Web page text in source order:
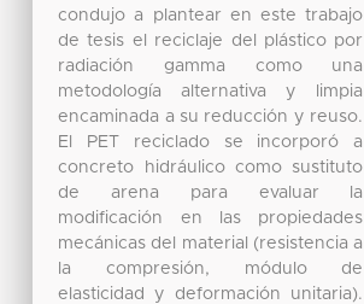
condujo a plantear en este trabajo
de tesis el reciclaje del plástico por
radiación gamma como una
metodología alternativa y limpia
encaminada a su reducción y reuso.
El PET reciclado se incorporó a
concreto hidráulico como sustituto
de arena para evaluar la
modificación en las propiedades
mecánicas del material (resistencia a
la compresión, módulo de
elasticidad y deformación unitaria).